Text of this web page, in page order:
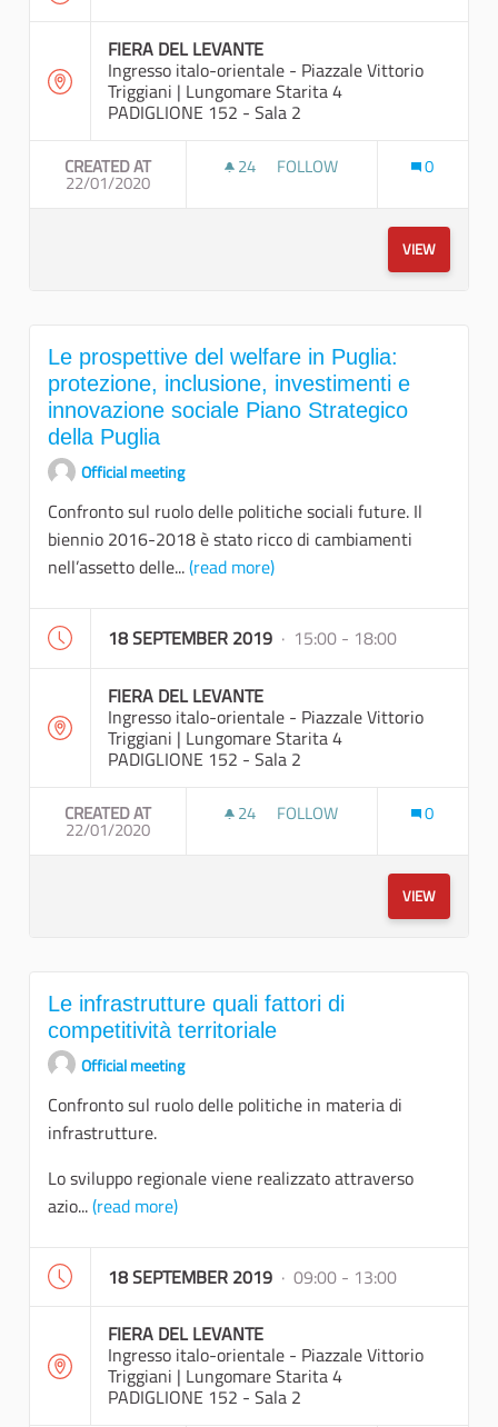
FIERA DEL LEVANTE
Ingresso italo-orientale - Piazzale Vittorio
Triggiani | Lungomare Starita 4
PADIGLIONE 152 - Sala 2
CREATED AT
22/01/2020
24 24 FOLLOWERS
FOLLOW 0
VIEW
Le prospettive del welfare in Puglia:
protezione, inclusione, investimenti e
innovazione sociale Piano Strategico
della Puglia
Official meeting
Confronto sul ruolo delle politiche sociali future. Il
biennio 2016-2018 è stato ricco di cambiamenti
nell’assetto delle...(read more)
18 SEPTEMBER 2019 · 15:00 - 18:00
FIERA DEL LEVANTE
Ingresso italo-orientale - Piazzale Vittorio
Triggiani | Lungomare Starita 4
PADIGLIONE 152 - Sala 2
CREATED AT
22/01/2020
24 24 FOLLOWERS
FOLLOW 0
VIEW
Le infrastrutture quali fattori di
competitività territoriale
Official meeting
Confronto sul ruolo delle politiche in materia di
infrastrutture.
Lo sviluppo regionale viene realizzato attraverso
azio...(read more)
18 SEPTEMBER 2019 · 09:00 - 13:00
FIERA DEL LEVANTE
Ingresso italo-orientale - Piazzale Vittorio
Triggiani | Lungomare Starita 4
PADIGLIONE 152 - Sala 2